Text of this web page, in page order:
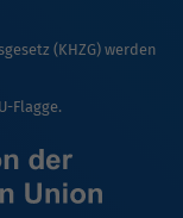
(KHZG) werden
Flagge.